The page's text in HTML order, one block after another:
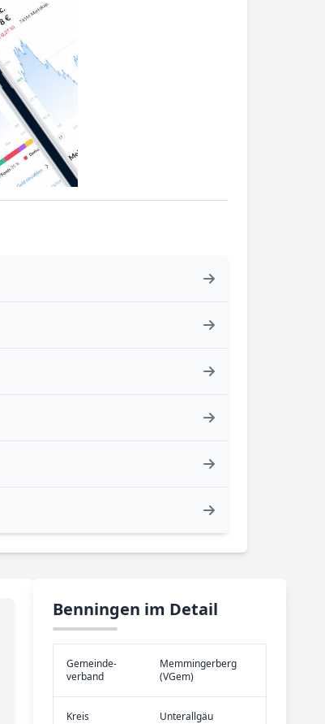
Benningen im Detail
Gemeinde­
verband
Memmingerberg
(VGem)
Kreis Unterallgäu